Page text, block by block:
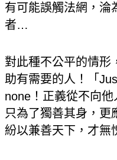
有可能誤觸法網，淪
者…
對此種不公平的情形
助有需要的人！「
none！正義從不向
只為了獨善其身，更
紛以兼善天下，才無